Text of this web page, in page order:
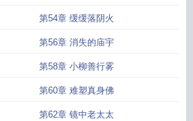
第54章 缓缓落阴火
第56章 消失的庙宇
第58章 小柳善行雾
第60章 难塑真身佛
第62章 镜中老太太